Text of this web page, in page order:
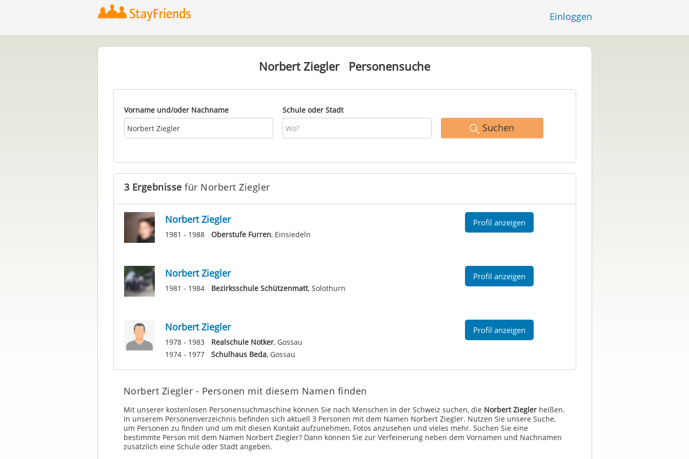
Einloggen
Norbert Ziegler - Personen mit diesem Namen finden
Mit unserer kostenlosen Personensuchmaschine können Sie nach Menschen in der Schweiz suchen, die Norbert Zieglerheißen.
In unserem Personenverzeichnis befinden sich aktuell 3 Personen mit dem Namen Norbert Ziegler. Nutzen Sie unsere Suche,
um Personen zu finden und um mit diesen Kontakt aufzunehmen, Fotos anzusehen und vieles mehr. Suchen Sie eine
bestimmte Person mit dem Namen Norbert Ziegler? Dann können Sie zur Verfeinerung neben dem Vornamen und Nachnamen
zusätzlich eine Schule oder Stadt angeben.
Norbert ZieglerPersonensuche
Vorname und/oder Nachname Schule oder Stadt
Suchen
3 Ergebnisse für Norbert Ziegler
Norbert Ziegler
1981 - 1988 Oberstufe Furren, Einsiedeln
Profil anzeigen
Norbert Ziegler
1981 - 1984 Bezirksschule Schützenmatt, Solothurn
Profil anzeigen
Norbert Ziegler
1978 - 1983 Realschule Notker, Gossau
1974 - 1977
Schulhaus Beda, Gossau
Profil anzeigen